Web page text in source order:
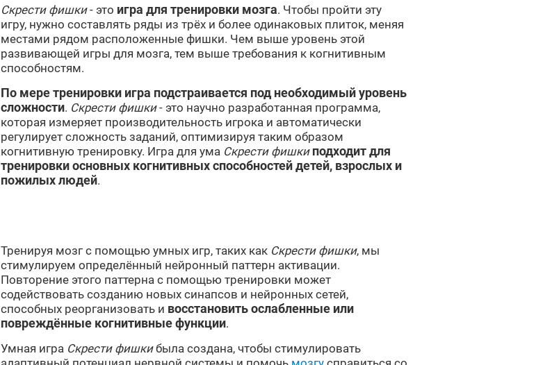
Скрести фишки- это игра для тренировки мозга. Чтобы пройти эту
игру, нужно составлять ряды из трёх и более одинаковых плиток, меняя
местами рядом расположенные фишки. Чем выше уровень этой
развивающей игры для мозга, тем выше требования к когнитивным
способностям.
По мере тренировки игра подстраивается под необходимый уровень
сложности. Скрести фишки- это научно разработанная программа,
которая измеряет производительность игрока и автоматически
регулирует сложность заданий, оптимизируя таким образом
когнитивную тренировку. Игра для ума Скрести фишки подходит для
тренировки основных когнитивных способностей детей, взрослых и
пожилых людей.
Тренируя мозг с помощью умных игр, таких как Скрести фишки, мы
стимулируем определённый нейронный паттерн активации.
Повторение этого паттерна с помощью тренировки может
содействовать созданию новых синапсов и нейронных сетей,
способных реорганизовать и восстановить ослабленные или
повреждённые когнитивные функции.
Умная игра Скрести фишкибыла создана, чтобы стимулировать